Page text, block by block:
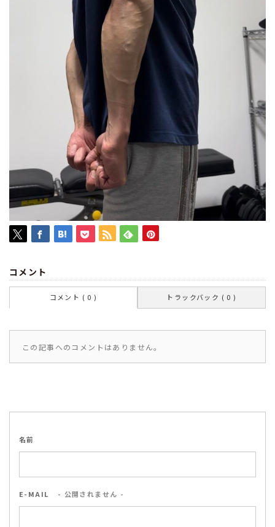
コメント
コメント ( 0 ) トラックバック ( 0 )
この記事へのコメントはありません。
名前
E-MAIL - 公開されません -